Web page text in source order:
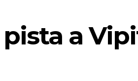
ski
a